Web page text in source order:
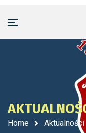
Home Aktualności